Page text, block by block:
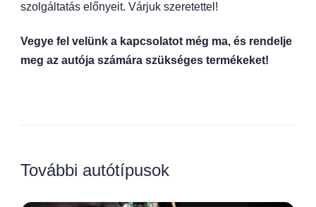
szolgáltatás előnyeit. Várjuk szeretettel!
Vegye fel velünk a kapcsolatot még ma, és rendelje
meg az autója számára szükséges termékeket!
További autótípusok